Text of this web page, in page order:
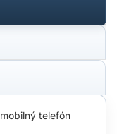
telefón